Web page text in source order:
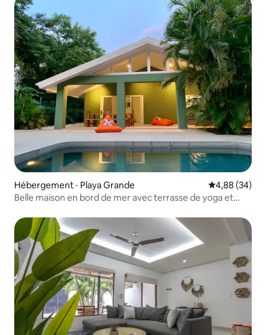
Hébergement ⋅ Playa Grande Évaluation
4,88 (34)
Belle maison en bord de mer avec terrasse de yoga et